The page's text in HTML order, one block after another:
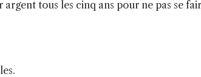
tous les cinq ans pour ne pas se